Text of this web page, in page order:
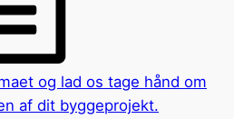
og lad os tage hånd om
af dit byggeprojekt.